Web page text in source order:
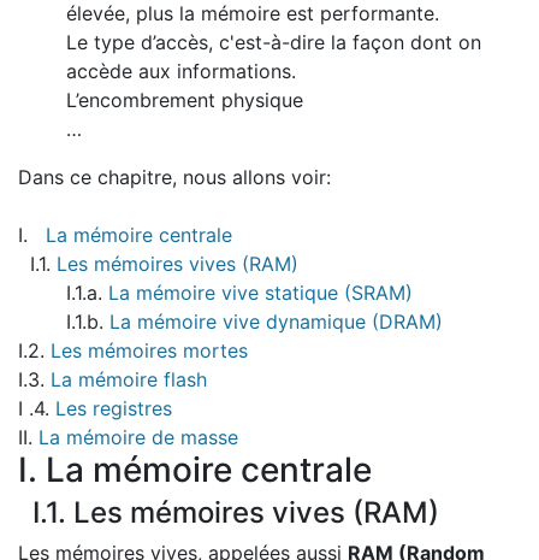
élevée, plus la mémoire est performante.
Le type d’accès, c'est-à-dire la façon dont on
accède aux informations.
L’encombrement physique
…
Dans ce chapitre, nous allons voir:
I. La mémoire centrale
I.1. Les mémoires vives (RAM)
I.1.a. La mémoire vive statique (SRAM)
I.1.b. La mémoire vive dynamique (DRAM)
I.2. Les mémoires mortes
I.3. La mémoire flash
I .4. Les registres
II. La mémoire de masse
I. La mémoire centrale
I.1. Les mémoires vives (RAM)
Les mémoires vives, appelées aussi RAM (Random